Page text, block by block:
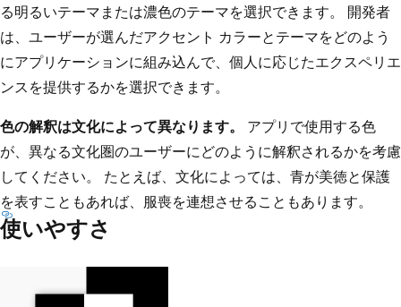
る明るいテーマまたは濃色のテーマを選択できます。 開発者
は、ユーザーが選んだアクセント カラーとテーマをどのよう
にアプリケーションに組み込んで、個人に応じたエクスペリエ
ンスを提供するかを選択できます。
色の解釈は文化によって異なります。
アプリで使用する色
が、異なる文化圏のユーザーにどのように解釈されるかを考慮
してください。 たとえば、文化によっては、青が美徳と保護
を表すこともあれば、服喪を連想させることもあります。
使いやすさ